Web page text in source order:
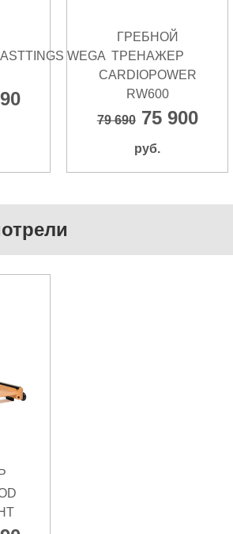
WEGA
ГРЕБНОЙ
ТРЕНАЖЕР
CARDIOPOWER
RW600
79 69075 900
руб.